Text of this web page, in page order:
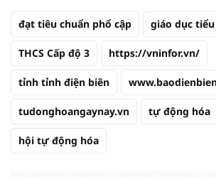
đạt tiêu chuẩn phổ cập giáo dục
THCS Cấp độ 3 https://vninfor.vn/
tỉnh tỉnh điện biên
tudonghoangaynay.vn tự động hóa
hội tự động hóa